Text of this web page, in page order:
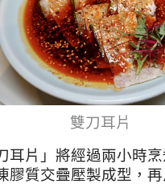
雙刀耳片
耳片」將經過兩小時
膠質交疊壓製成型，